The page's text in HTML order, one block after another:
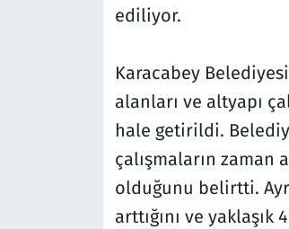
ediliyor.
Karacabey
alanları ve altyapı
hale getirildi.
çalışmaların zaman
olduğunu belirtti.
arttığını ve yaklaşık